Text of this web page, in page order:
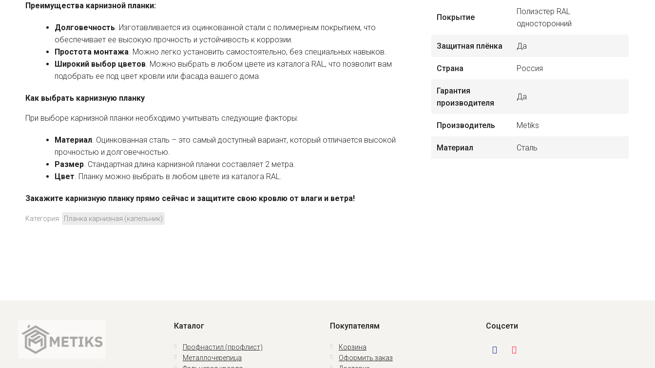
Преимущества карнизной планки:
Долговечность. Изготавливается из оцинкованной стали с полимерным покрытием, что
обеспечивает ее высокую прочность и устойчивость к коррозии.
Простота монтажа . Можно легко установить самостоятельно, без специальных навыков.
Широкий выбор цветов. Можно выбрать в любом цвете из каталога RAL, что позволит вам
подобрать ее под цвет кровли или фасада вашего дома.
Как выбрать карнизную планку
При выборе карнизной планки необходимо учитывать следующие факторы:
Материал. Оцинкованная сталь – это самый доступный вариант, который отличается высокой
прочностью и долговечностью.
Размер. Стандартная длина карнизной планки составляет 2 метра.
Цвет . Планку можно выбрать в любом цвете из каталога RAL.
Закажите карнизную планку прямо сейчас и защитите свою кровлю от влаги и ветра!
Категория: Планка карнизная (капельник)
Покрытие
Полиэстер RAL
односторонний
Защитная плёнка Да
Страна Россия
Гарантия
производителя
Да
Производитель Metiks
Материал Сталь
Каталог
Профнастил (профлист)
Металлочерепица
Покупателям
Корзина
Оформить заказ
Соцсети